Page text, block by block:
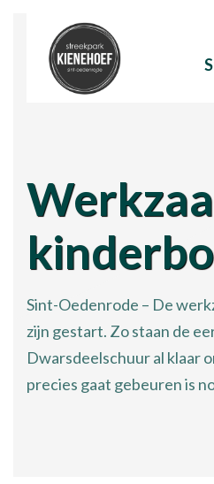
Sint-Oedenrode – De
zijn gestart. Zo staan de
Dwarsdeelschuur al klaar
precies gaat gebeuren is